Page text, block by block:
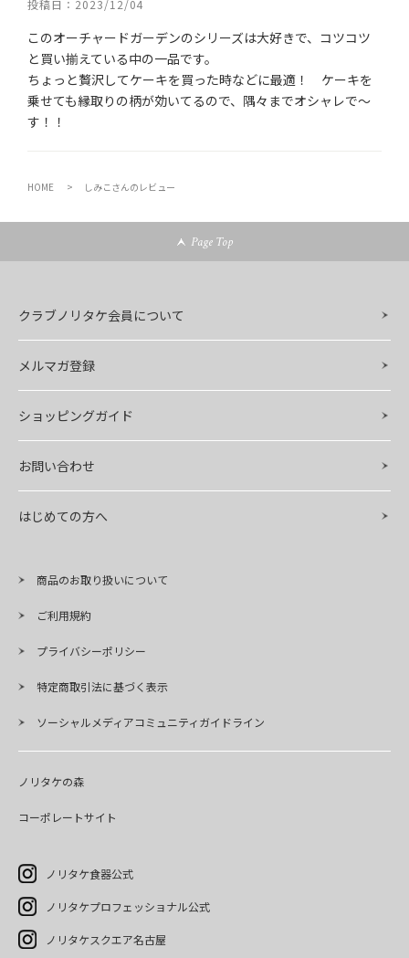
投稿日 2023/12/04
このオーチャードガーデンのシリーズは大好きで、コツコツ
と買い揃えている中の一品です。
ちょっと贅沢してケーキを買った時などに最適！　ケーキを
乗せても縁取りの柄が効いてるので、隅々までオシャレで～
HOME しみこさんのレビュー
Page Top
クラブノリタケ会員について
メルマガ登録
ショッピングガイド
お問い合わせ
はじめての方へ
商品のお取り扱いについて
ご利用規約
プライバシーポリシー
特定商取引法に基づく表示
ソーシャルメディアコミュニティガイドライン
ノリタケの森
コーポレートサイト
ノリタケ食器公式
ノリタケプロフェッショナル公式
ノリタケスクエア名古屋